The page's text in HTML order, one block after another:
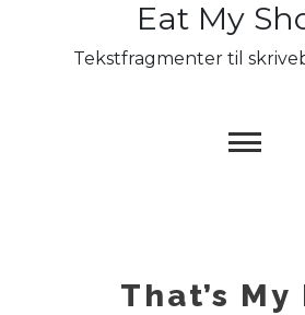
Eat My
Tekstfragmenter til
That’s My